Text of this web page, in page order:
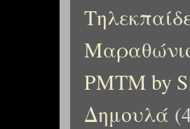
PMTM by
Δημουλά